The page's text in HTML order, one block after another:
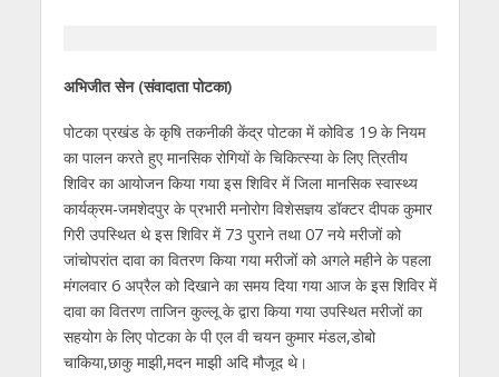
अभिजीत सेन (संवादाता पोटका)
पोटका प्रखंड के कृषि तकनीकी केंद्र पोटका में कोविड 19 के नियम
का पालन करते हुए मानसिक रोगियों के चिकित्स्या के लिए त्रितीय
शिविर का आयोजन किया गया इस शिविर में जिला मानसिक स्वास्थ्य
कार्यक्रम-जमशेदपुर के प्रभारी मनोरोग विशेसज्ञय डॉक्टर दीपक कुमार
गिरी उपस्थित थे इस शिविर में 73 पुराने तथा 07 नये मरीजों को
जांचोपरांत दावा का वितरण किया गया मरीजों को अगले महीने के पहला
मंगलवार 6 अप्रैल को दिखाने का समय दिया गया आज के इस शिविर में
दावा का वितरण ताजिन कुल्लू के द्वारा किया गया उपस्थित मरीजों का
सहयोग के लिए पोटका के पी एल वी चयन कुमार मंडल,डोबो
चाकिया,छाकु माझी,मदन माझी अदि मौजूद थे।